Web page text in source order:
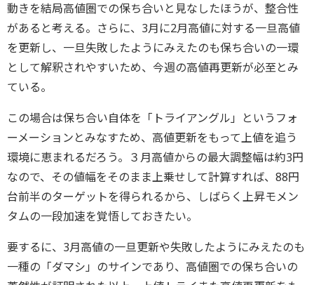
動きを結局高値圏での保ち合いと見なしたほうが、整合性
があると考える。さらに、3月に2月高値に対する一旦高値
を更新し、一旦失敗したようにみえたのも保ち合いの一環
として解釈されやすいため、今週の高値再更新が必至とみ
ている。
この場合は保ち合い自体を「トライアングル」というフォ
ーメーションとみなすため、高値更新をもって上値を追う
環境に恵まれるだろう。３月高値からの最大調整幅は約3円
なので、その値幅をそのまま上乗せして計算すれば、88円
台前半のターゲットを得られるから、しばらく上昇モメン
タムの一段加速を覚悟しておきたい。
要するに、3月高値の一旦更新や失敗したようにみえたのも
一種の「ダマシ」のサインであり、高値圏での保ち合いの